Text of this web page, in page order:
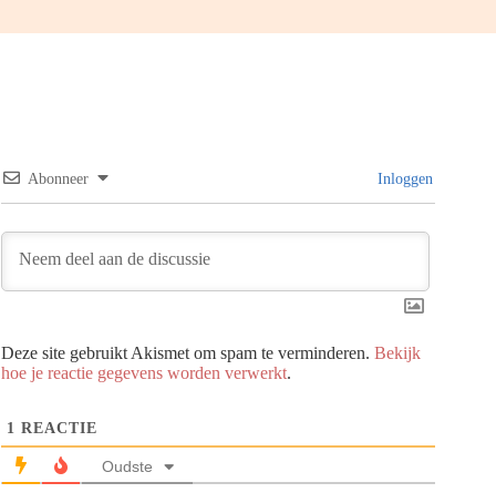
Abonneer Inloggen
Deze site gebruikt Akismet om spam te verminderen. Bekijk
hoe je reactie gegevens worden verwerkt.
1 REACTIE
Oudste